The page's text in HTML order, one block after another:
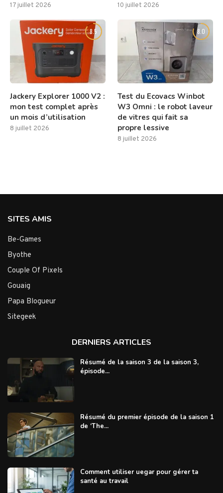
17 juillet 2026 10 juillet 2026
8.5
Jackery Explorer 1000 V2 :
mon test complet après
un mois d’utilisation
8 juillet 2026
8.0
Test du Ecovacs Winbot
W3 Omni : le robot laveur
de vitres qui fait sa
propre lessive
8 juillet 2026
SITES AMIS
Be-Games
Byothe
Couple Of Pixels
Gouaig
Papa Blogueur
Sitegeek
DERNIERS ARTICLES
Résumé de la saison 3 de la saison 3,
épisode...
Résumé du premier épisode de la saison 1
de ‘The...
Comment utiliser uegar pour gérer ta
santé au travail